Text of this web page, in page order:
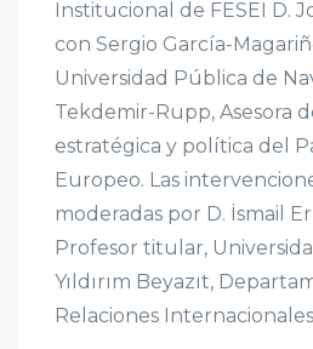
Institucional de FESEI D.
con Sergio García-
Universidad Pública de
Tekdemir-Rupp, Asesora
estratégica y política del
Europeo. Las
moderadas por D. İsmail
Profesor titular,
Yıldırım Beyazıt,
Relaciones